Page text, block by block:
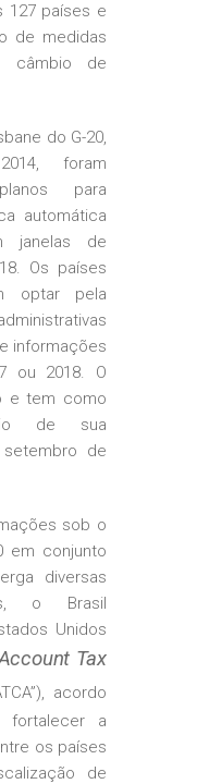
127 países e
de medidas
câmbio de
do G-20,
foram
para
automática
janelas de
Os países
optar pela
informações
ou 2018. O
e tem como
de sua
de
sob o
em conjunto
diversas
o Brasil
Unidos
Tax
acordo
fortalecer a
os países
de